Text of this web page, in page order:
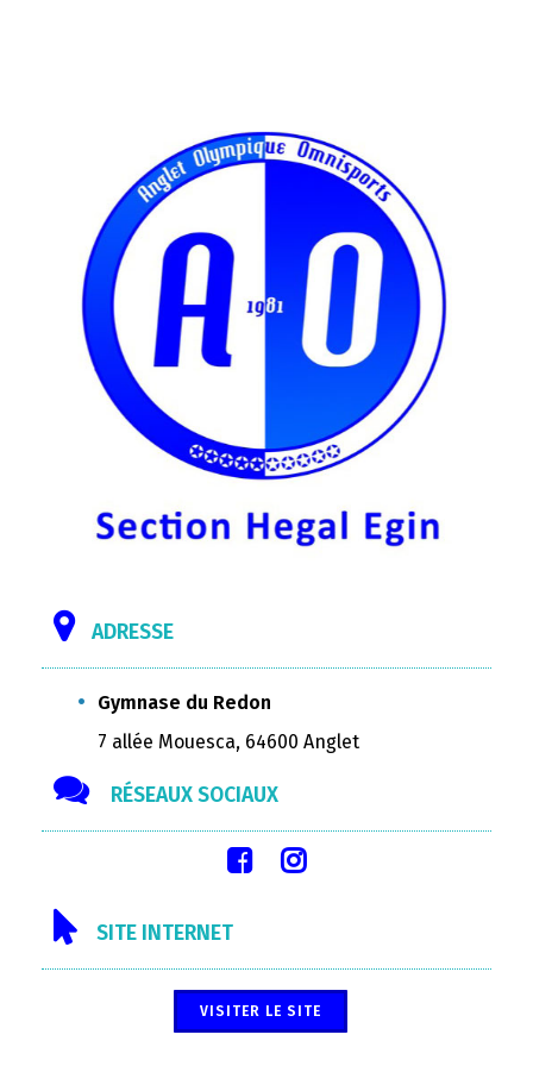
ADRESSE
Gymnase du Redon
7 allée Mouesca, 64600 Anglet
RÉSEAUX SOCIAUX
SITE INTERNET
VISITER LE SITE